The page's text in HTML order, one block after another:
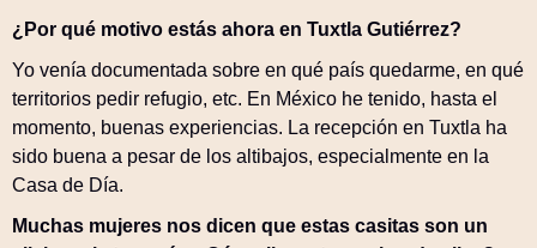
¿Por qué motivo estás ahora en Tuxtla Gutiérrez?
Yo venía documentada sobre en qué país quedarme, en qué
territorios pedir refugio, etc. En México he tenido, hasta el
momento, buenas experiencias. La recepción en Tuxtla ha
sido buena a pesar de los altibajos, especialmente en la
Casa de Día.
Muchas mujeres nos dicen que estas casitas son un